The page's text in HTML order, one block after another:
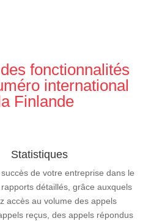
fonctionnalités
international
Finlande
Statistiques
de votre entreprise dans le
détaillés, grâce auxquels
accès au volume des appels
reçus, des appels répondus